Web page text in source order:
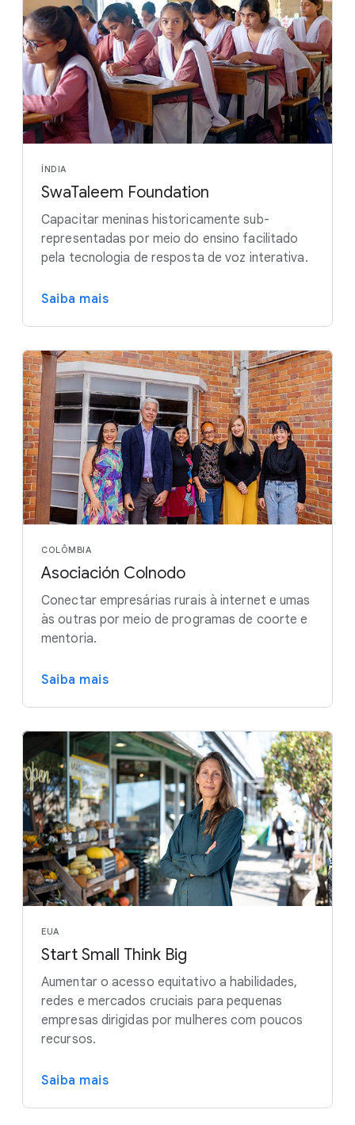
ÍNDIA
SwaTaleem Foundation
Capacitar meninas historicamente sub-
representadas por meio do ensino facilitado
pela tecnologia de resposta de voz interativa.
Saiba mais
COLÔMBIA
Asociación Colnodo
Conectar empresárias rurais à internet e umas
às outras por meio de programas de coorte e
mentoria.
Saiba mais
EUA
Start Small Think Big
Aumentar o acesso equitativo a habilidades,
redes e mercados cruciais para pequenas
empresas dirigidas por mulheres com poucos
recursos.
Saiba mais